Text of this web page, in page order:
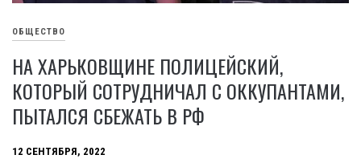
ОБЩЕСТВО
НА ХАРЬКОВЩИНЕ ПОЛИЦЕЙСКИЙ,
КОТОРЫЙ СОТРУДНИЧАЛ С ОККУПАНТАМИ,
ПЫТАЛСЯ СБЕЖАТЬ В РФ
12 СЕНТЯБРЯ, 2022